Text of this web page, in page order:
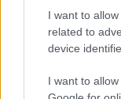
I want to
related to
device
I want to